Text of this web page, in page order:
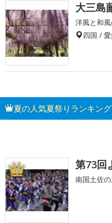
大三島
洋風と和
四国 /
夏の人気夏祭りランキン
1 第73回
南国土佐